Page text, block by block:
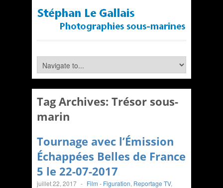
Tag Archives: Trésor sous-
marin
Tournage avec l’Émission
Échappées Belles de France
5 le 22-07-2017
juillet 22, 2017 - Film - Figuration, Reportage TV,